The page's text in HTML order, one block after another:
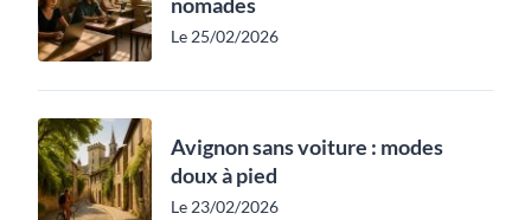
Le 25/02/2026
Avignon sans voiture : modes
doux à pied
Le 23/02/2026